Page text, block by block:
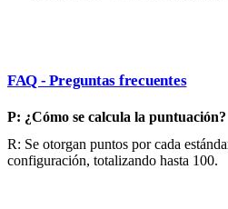
FAQ - Preguntas frecuentes
P: ¿Cómo se calcula la puntuación?
R: Se otorgan puntos por cada
configuración, totalizando hasta 100.